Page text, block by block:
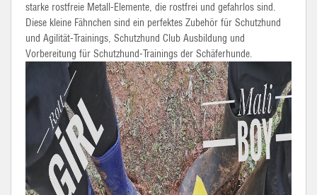
starke rostfreie Metall-Elemente, die rostfrei und gefahrlos sind.
Diese kleine Fähnchen sind ein perfektes Zubehör für Schutzhund
und Agilität-Trainings, Schutzhund Club Ausbildung und
Vorbereitung für Schutzhund-Trainings der Schäferhunde.